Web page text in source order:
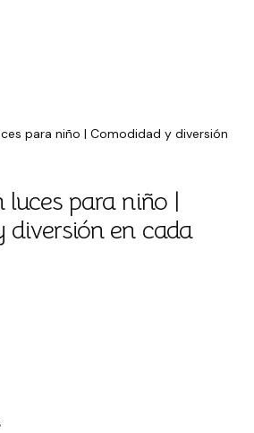
para niño | Comodidad y diversión
luces para niño |
diversión en cada